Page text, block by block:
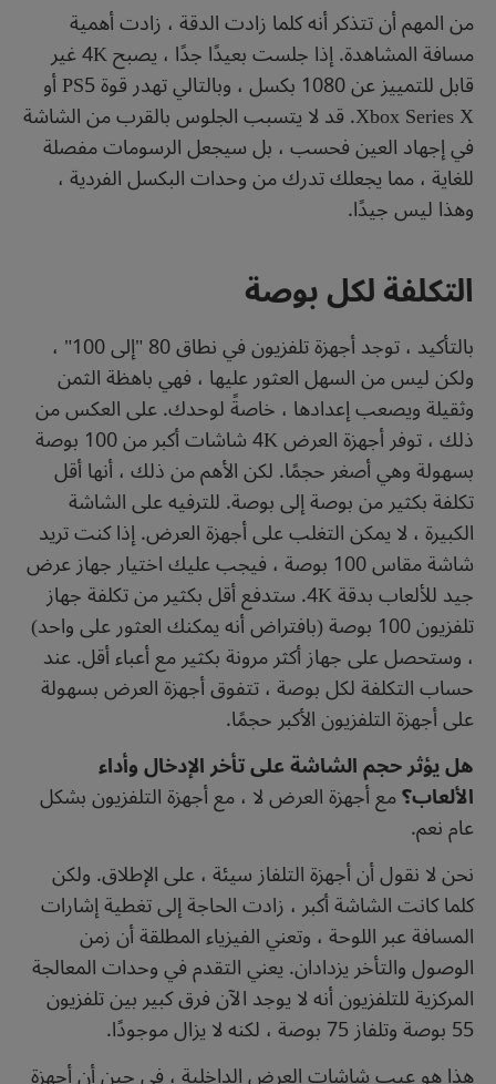
من المهم أن تتذكر أنه كلما زادت الدقة ، زادت أهمية
مسافة المشاهدة. إذا جلست بعيدًا جدًا ، يصبح 4K غير
قابل للتمييز عن 1080 بكسل ، وبالتالي تهدر قوة PS5 أو
Xbox Series X. قد لا يتسبب الجلوس بالقرب من الشاشة
في إجهاد العين فحسب ، بل سيجعل الرسومات مفصلة
للغاية ، مما يجعلك تدرك من وحدات البكسل الفردية ،
وهذا ليس جيدًا.
التكلفة لكل بوصة
بالتأكيد ، توجد أجهزة تلفزيون في نطاق 80 "إلى 100" ،
ولكن ليس من السهل العثور عليها ، فهي باهظة الثمن
وثقيلة ويصعب إعدادها ، خاصةً لوحدك. على العكس من
ذلك ، توفر أجهزة العرض 4K شاشات أكبر من 100 بوصة
بسهولة وهي أصغر حجمًا. لكن الأهم من ذلك ، أنها أقل
تكلفة بكثير من بوصة إلى بوصة. للترفيه على الشاشة
الكبيرة ، لا يمكن التغلب على أجهزة العرض. إذا كنت تريد
شاشة مقاس 100 بوصة ، فيجب عليك اختيار جهاز عرض
جيد للألعاب بدقة 4K. ستدفع أقل بكثير من تكلفة جهاز
تلفزيون 100 بوصة (بافتراض أنه يمكنك العثور على واحد)
، وستحصل على جهاز أكثر مرونة بكثير مع أعباء أقل. عند
حساب التكلفة لكل بوصة ، تتفوق أجهزة العرض بسهولة
على أجهزة التلفزيون الأكبر حجمًا.
هل يؤثر حجم الشاشة على تأخر الإدخال وأداء
الألعاب؟مع أجهزة العرض لا ، مع أجهزة التلفزيون بشكل
عام نعم.
نحن لا نقول أن أجهزة التلفاز سيئة ، على الإطلاق. ولكن
كلما كانت الشاشة أكبر ، زادت الحاجة إلى تغطية إشارات
المسافة عبر اللوحة ، وتعني الفيزياء المطلقة أن زمن
الوصول والتأخر يزدادان. يعني التقدم في وحدات المعالجة
المركزية للتلفزيون أنه لا يوجد الآن فرق كبير بين تلفزيون
55 بوصة وتلفاز 75 بوصة ، لكنه لا يزال موجودًا.